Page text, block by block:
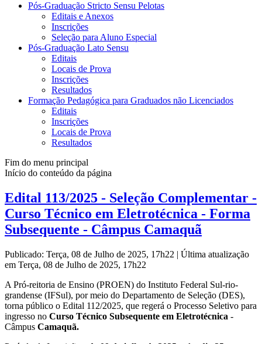
Pós-Graduação Stricto Sensu Pelotas
Editais e Anexos
Inscrições
Seleção para Aluno Especial
Pós-Graduação Lato Sensu
Editais
Locais de Prova
Inscrições
Resultados
Formação Pedagógica para Graduados não Licenciados
Editais
Inscrições
Locais de Prova
Resultados
Fim do menu principal
Início do conteúdo da página
Edital 113/2025 - Seleção Complementar -
Curso Técnico em Eletrotécnica - Forma
Subsequente - Câmpus Camaquã
Publicado: Terça, 08 de Julho de 2025, 17h22 | Última atualização
em Terça, 08 de Julho de 2025, 17h22
A Pró-reitoria de Ensino (PROEN) do Instituto Federal Sul-rio-
grandense (IFSul), por meio do Departamento de Seleção (DES),
torna público o Edital 112/2025, que regerá o Processo Seletivo para
ingresso no Curso Técnico Subsequente em Eletrotécnica -
Câmpus Camaquã.